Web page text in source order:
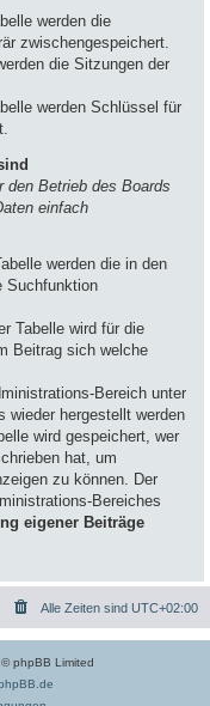
werden die
zwischengespeichert.
die Sitzungen der
werden Schlüssel für
den Betrieb des Boards
einfach
werden die in den
Suchfunktion
Tabelle wird für die
Beitrag sich welche
Bereich unter
wieder hergestellt werden
wird gespeichert, wer
hat, um
zu können. Der
Bereiches
eigener Beiträge
Alle Zeiten sind UTC+02:00
phpBB Limited